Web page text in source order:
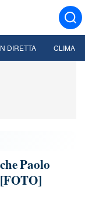
DIRETTA CLIMA
Paolo